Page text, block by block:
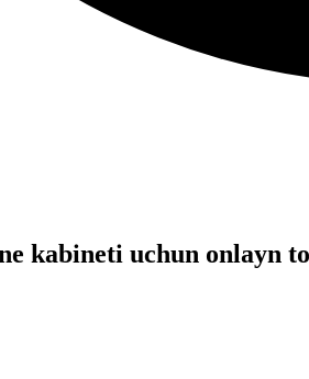
kabineti uchun onlayn